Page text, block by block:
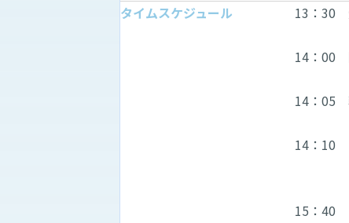
タイムスケジュール
13：30
14：00
14：05
14：10
（1組
15：40